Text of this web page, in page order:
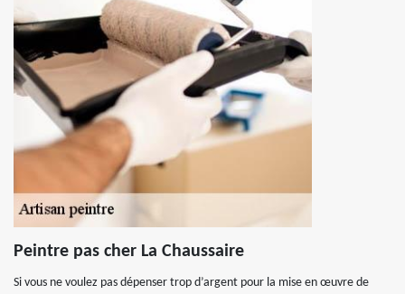
Peintre pas cher La Chaussaire
Si vous ne voulez pas dépenser trop d’argent pour la mise en œuvre de